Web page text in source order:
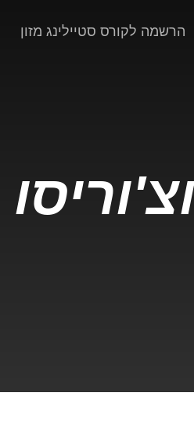
הרשמה לקורס סטיילינג מזון